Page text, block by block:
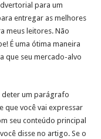
para um
entregar as melhores
meus leitores. Não
É uma ótima maneira
que seu mercado-alvo
deter um parágrafo
que você vai expressar
seu conteúdo principal
disse no artigo. Se o